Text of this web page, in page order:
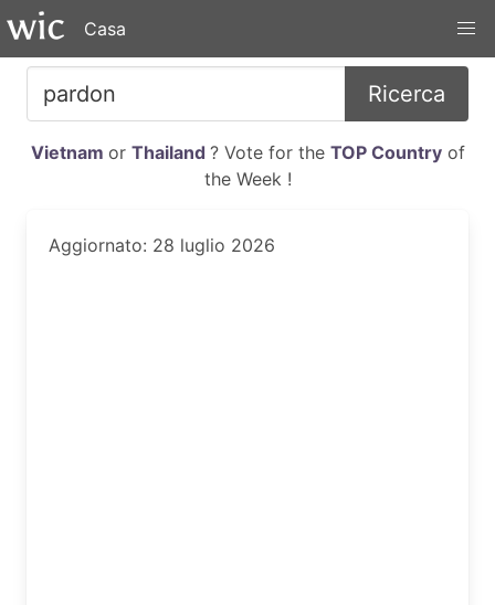
Casa
Ricerca
Vietnam or Thailand ? Vote for the TOP Countryof
the Week !
Aggiornato: 28 luglio 2026